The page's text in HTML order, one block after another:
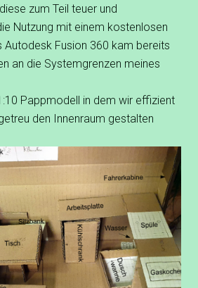
zum Teil teuer und
Nutzung mit einem kostenlosen
Autodesk Fusion 360 kam bereits
an die Systemgrenzen meines
Pappmodell in dem wir effizient
den Innenraum gestalten